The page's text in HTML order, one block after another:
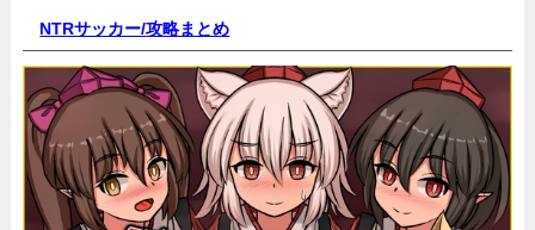
NTRサッカー/攻略まとめ